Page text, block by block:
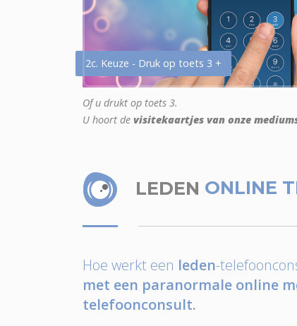
2c. Keuze - Druk op toets 3 +
Of u drukt op toets 3.
U hoort de visitekaartjes van onze
LEDEN ONLINE
Hoe werkt een leden-
met een paranormale online
telefoonconsult.